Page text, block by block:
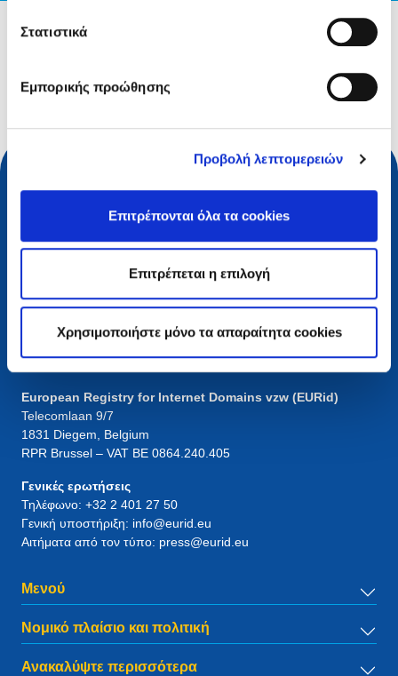
Στατιστικά
Εμπορικής προώθησης
Προβολή λεπτομερειών
Επιτρέπονται όλα τα cookies
Επιτρέπεται η επιλογή
Χρησιμοποιήστε μόνο τα απαραίτητα cookies
Τι ψάχνετε;
European Registry for Internet Domains vzw (EURid)
Telecomlaan 9/7
1831 Diegem , Belgium
RPR Brussel – VAT BE 0864.240.405
Γενικές ερωτήσεις
Τηλέφωνο: +32 2 401 27 50
Γενική υποστήριξη: info@eurid.eu
Αιτήματα από τον τύπο: press@eurid.eu
Μενού
Νομικό πλαίσιο και πολιτική
Ανακαλύψτε περισσότερα